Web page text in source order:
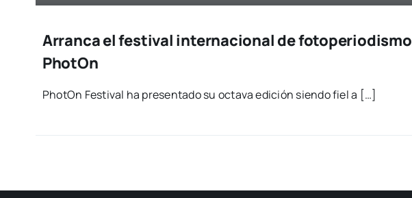
Arranca el festival internacional de fotoperiodismo
PhotOn
Pho­tOn Fes­ti­val ha pre­sen­ta­do su octa­va edi­ción sien­do fiel a […]